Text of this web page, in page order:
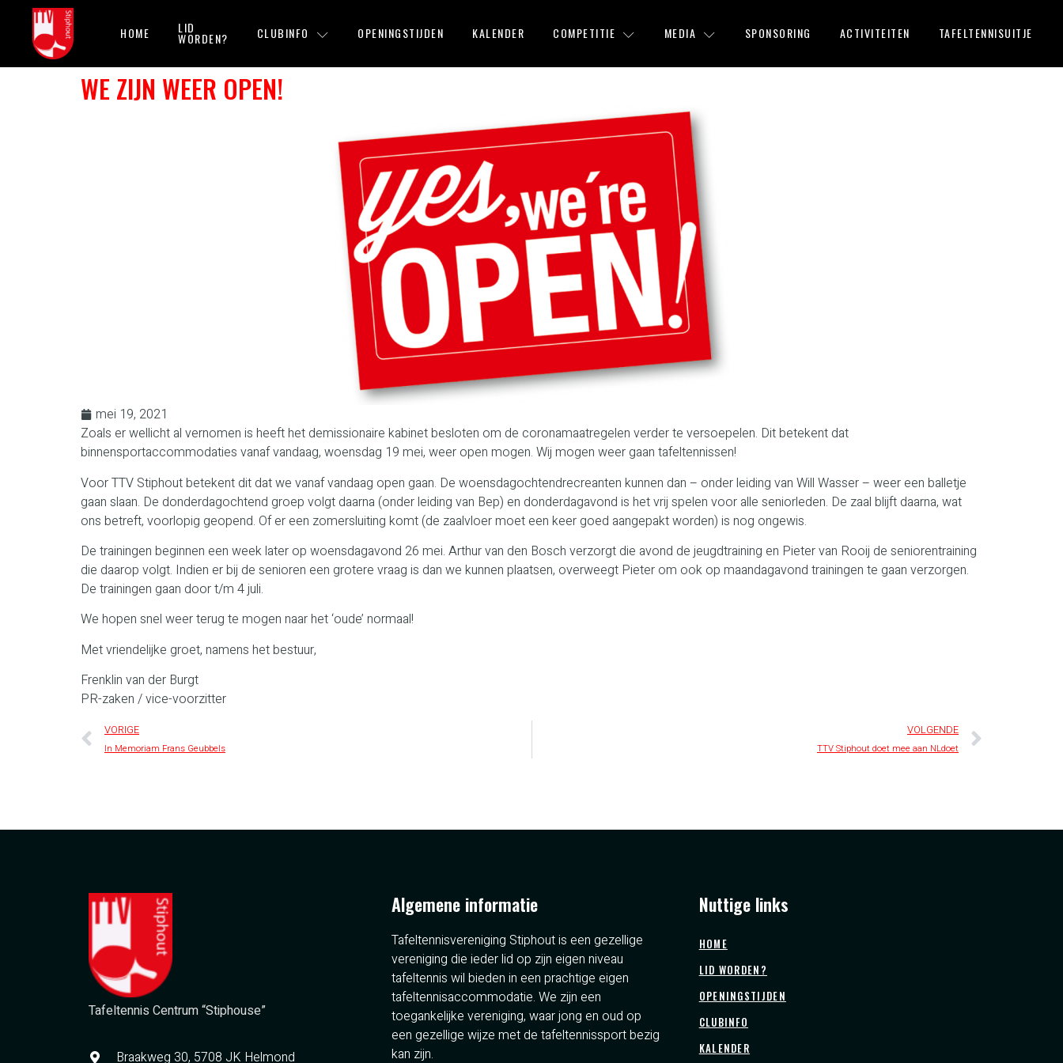
HOME LID
WORDEN? CLUBINFO OPENINGSTIJDEN KALENDER COMPETITIE MEDIA SPONSORING ACTIVITEITEN TAFELTENNISUITJE
WE ZIJN WEER OPEN!
mei 19, 2021
Zoals er wellicht al vernomen is heeft het demissionaire kabinet besloten om de coronamaatregelen verder te versoepelen. Dit betekent dat
binnensportaccommodaties vanaf vandaag, woensdag 19 mei, weer open mogen. Wij mogen weer gaan tafeltennissen!
Voor TTV Stiphout betekent dit dat we vanaf vandaag open gaan. De woensdagochtendrecreanten kunnen dan – onder leiding van Will Wasser – weer een balletje
gaan slaan. De donderdagochtend groep volgt daarna (onder leiding van Bep) en donderdagavond is het vrij spelen voor alle seniorleden. De zaal blijft daarna, wat
ons betreft, voorlopig geopend. Of er een zomersluiting komt (de zaalvloer moet een keer goed aangepakt worden) is nog ongewis.
De trainingen beginnen een week later op woensdagavond 26 mei. Arthur van den Bosch verzorgt die avond de jeugdtraining en Pieter van Rooij de seniorentraining
die daarop volgt. Indien er bij de senioren een grotere vraag is dan we kunnen plaatsen, overweegt Pieter om ook op maandagavond trainingen te gaan verzorgen.
De trainingen gaan door t/m 4 juli.
We hopen snel weer terug te mogen naar het ‘oude’ normaal!
Met vriendelijke groet, namens het bestuur,
Frenklin van der Burgt
PR-zaken / vice-voorzitter
VORIGE
In Memoriam Frans Geubbels
VOLGENDE
TTV Stiphout doet mee aan NLdoet
Tafeltennis Centrum “Stiphouse”
Braakweg 30, 5708 JK Helmond
Algemene informatie
Tafeltennisvereniging Stiphout is een gezellige
vereniging die ieder lid op zijn eigen niveau
tafeltennis wil bieden in een prachtige eigen
tafeltennisaccommodatie. We zijn een
toegankelijke vereniging, waar jong en oud op
een gezellige wijze met de tafeltennissport bezig
kan zijn.
Nuttige links
HOME
LID WORDEN?
OPENINGSTIJDEN
CLUBINFO
KALENDER